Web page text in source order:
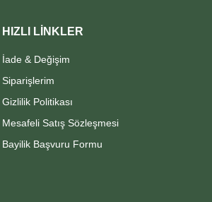
HIZLI LİNKLER
İade & Değişim
Siparişlerim
Gizlilik Politikası
Mesafeli Satış Sözleşmesi
Bayilik Başvuru Formu